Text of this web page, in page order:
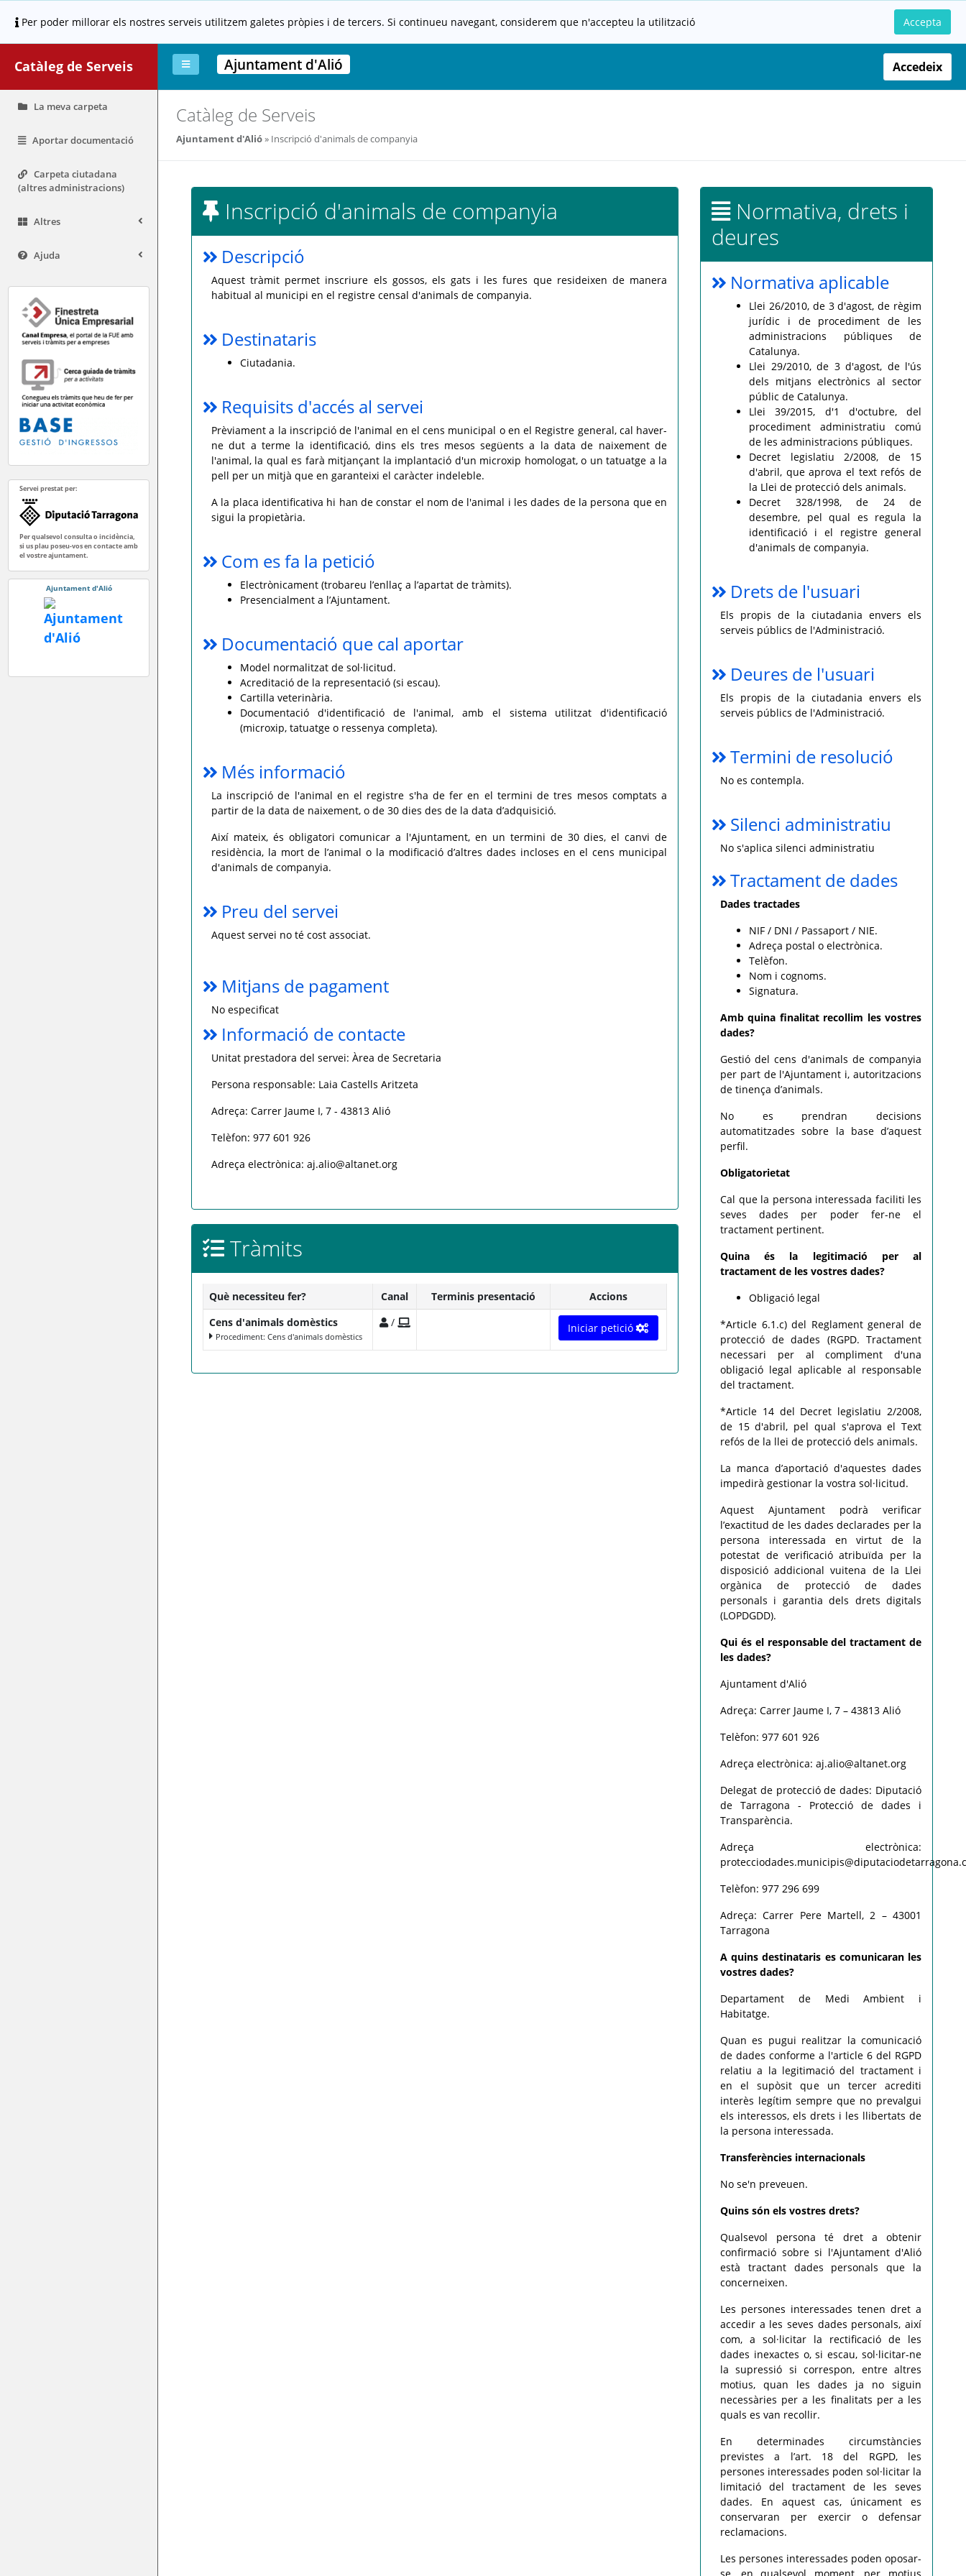
Per poder millorar els nostres serveis utilitzem galetes pròpies i de tercers. Si continueu navegant, considerem que n'accepteu la utilització Accepta
Catàleg de Serveis
La meva carpeta
Aportar documentació
Carpeta ciutadana
(altres administracions)
Altres
Ajuda
Servei prestat per:
Per qualsevol consulta o incidència,
si us plau poseu-vos en contacte amb
el vostre ajuntament.
Ajuntament d'Alió
Ajuntament d'Alió Accedeix
Catàleg de Serveis
Ajuntament d'Alió Inscripció d'animals de companyia
Inscripció d'animals de companyia
Descripció
Aquest tràmit permet inscriure els gossos, els gats i les fures que resideixen de manera
habitual al municipi en el registre censal d'animals de companyia.
Destinataris
Ciutadania.
Requisits d'accés al servei
Prèviament a la inscripció de l'animal en el cens municipal o en el Registre general, cal haver-
ne dut a terme la identificació, dins els tres mesos següents a la data de naixement de
l'animal, la qual es farà mitjançant la implantació d'un microxip homologat, o un tatuatge a la
pell per un mitjà que en garanteixi el caràcter indeleble.
A la placa identificativa hi han de constar el nom de l'animal i les dades de la persona que en
sigui la propietària.
Com es fa la petició
Electrònicament (trobareu l’enllaç a l’apartat de tràmits).
Presencialment a l’Ajuntament.
Documentació que cal aportar
Model normalitzat de sol·licitud.
Acreditació de la representació (si escau).
Cartilla veterinària.
Documentació d'identificació de l'animal, amb el sistema utilitzat d'identificació
(microxip, tatuatge o ressenya completa).
Més informació
La inscripció de l'animal en el registre s'ha de fer en el termini de tres mesos comptats a
partir de la data de naixement, o de 30 dies des de la data d’adquisició.
Així mateix, és obligatori comunicar a l'Ajuntament, en un termini de 30 dies, el canvi de
residència, la mort de l’animal o la modificació d’altres dades incloses en el cens municipal
d'animals de companyia.
Preu del servei
Aquest servei no té cost associat.
Mitjans de pagament
No especificat
Informació de contacte
Unitat prestadora del servei: Àrea de Secretaria
Persona responsable: Laia Castells Aritzeta
Adreça: Carrer Jaume I, 7 - 43813 Alió
Telèfon: 977 601 926
Adreça electrònica: aj.alio@altanet.org
Tràmits
Què necessiteu fer? Canal Terminis presentació
Accions
Cens d'animals domèstics
Procediment: Cens d'animals domèstics
/ Iniciar petició
Normativa, drets i
deures
Normativa aplicable
Llei 26/2010, de 3 d'agost, de règim
jurídic i de procediment de les
administracions públiques de
Catalunya.
Llei 29/2010, de 3 d'agost, de l'ús
dels mitjans electrònics al sector
públic de Catalunya.
Llei 39/2015, d'1 d'octubre, del
procediment administratiu comú
de les administracions públiques.
Decret legislatiu 2/2008, de 15
d'abril, que aprova el text refós de
la Llei de protecció dels animals.
Decret 328/1998, de 24 de
desembre, pel qual es regula la
identificació i el registre general
d'animals de companyia.
Drets de l'usuari
Els propis de la ciutadania envers els
serveis públics de l'Administració.
Deures de l'usuari
Els propis de la ciutadania envers els
serveis públics de l'Administració.
Termini de resolució
No es contempla.
Silenci administratiu
No s'aplica silenci administratiu
Tractament de dades
Dades tractades
NIF / DNI / Passaport / NIE.
Adreça postal o electrònica.
Telèfon.
Nom i cognoms.
Signatura.
Amb quina finalitat recollim les vostres
dades?
Gestió del cens d'animals de companyia
per part de l'Ajuntament i, autoritzacions
de tinença d’animals.
No es prendran decisions
automatitzades sobre la base d’aquest
perfil.
Obligatorietat
Cal que la persona interessada faciliti les
seves dades per poder fer-ne el
tractament pertinent.
Quina és la legitimació per al
tractament de les vostres dades?
Obligació legal
*Article 6.1.c) del Reglament general de
protecció de dades (RGPD. Tractament
necessari per al compliment d'una
obligació legal aplicable al responsable
del tractament.
*Article 14 del Decret legislatiu 2/2008,
de 15 d'abril, pel qual s'aprova el Text
refós de la llei de protecció dels animals.
La manca d’aportació d'aquestes dades
impedirà gestionar la vostra sol·licitud.
Aquest Ajuntament podrà verificar
l’exactitud de les dades declarades per la
persona interessada en virtut de la
potestat de verificació atribuïda per la
disposició addicional vuitena de la Llei
orgànica de protecció de dades
personals i garantia dels drets digitals
(LOPDGDD).
Qui és el responsable del tractament de
les dades?
Ajuntament d'Alió
Adreça: Carrer Jaume I, 7 – 43813 Alió
Telèfon: 977 601 926
Adreça electrònica: aj.alio@altanet.org
Delegat de protecció de dades: Diputació
de Tarragona - Protecció de dades i
Transparència.
Adreça electrònica:
Telèfon: 977 296 699
Adreça: Carrer Pere Martell, 2 – 43001
Tarragona
A quins destinataris es comunicaran les
vostres dades?
Departament de Medi Ambient i
Habitatge.
Quan es pugui realitzar la comunicació
de dades conforme a l'article 6 del RGPD
relatiu a la legitimació del tractament i
en el supòsit que un tercer acrediti
interès legítim sempre que no prevalgui
els interessos, els drets i les llibertats de
la persona interessada.
Transferències internacionals
No se'n preveuen.
Quins són els vostres drets?
Qualsevol persona té dret a obtenir
confirmació sobre si l'Ajuntament d'Alió
està tractant dades personals que la
concerneixen.
Les persones interessades tenen dret a
accedir a les seves dades personals, així
com, a sol·licitar la rectificació de les
dades inexactes o, si escau, sol·licitar-ne
la supressió si correspon, entre altres
motius, quan les dades ja no siguin
necessàries per a les finalitats per a les
quals es van recollir.
En determinades circumstàncies
previstes a l’art. 18 del RGPD, les
persones interessades poden sol·licitar la
limitació del tractament de les seves
dades. En aquest cas, únicament es
conservaran per exercir o defensar
reclamacions.
Les persones interessades poden oposar-